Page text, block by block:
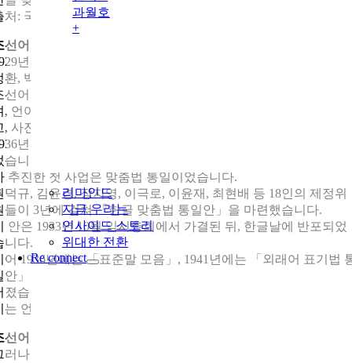
과월호
+
리마인드
지금 우리는
인사이드 스토리
위대한 전환
Re connect
처: 국가보훈부>
선어사전편찬회와 큰사전의 꿈
년 한글날 기념식에서는 조선어연구회를 중심으로 김두봉,
환, 백낙준, 변영로, 염상섭, 윤치호 등 사회 각계 108인이 참여
선어사전편찬회를 조직했습니다. 이들은 “문화의 기초는 언어
, 언어를 정리하고 통일하는 것이 민족을 살리는 길”이라 선언
, 사전 편찬을 민족운동의 대사업으로 삼았습니다.
년에는 편찬회가 조선어학회로 통합되면서 작업이 본격화되
습니다. 연구자들은 방대한 어휘를 수집했고, 동시에 조선어학
추진한 첫 사업은 맞춤법 통일이었습니다.
덕규, 김윤경, 장지영, 이극로, 이윤재, 최현배 등 18인의 제정위
들이 3년에 걸쳐「한글 맞춤법 통일안 」 을 마련했습니다.
안은 1933년 10월 임시총회에서 가결된 뒤, 한글날에 반포되었
니다.
어 1936년에는「표준말 모음 」 , 1941년에는 「 외래어 표기법
안 」
졌습니다. 이는 단순한 학술 사업이 아니라, 민족의 정체성을 지
는 언어 독립운동이었습니다.
선어학회 사건과 원고의 기적
러나 1942년 일제는 조선어학회를 탄압했습니다. 사건의 직접